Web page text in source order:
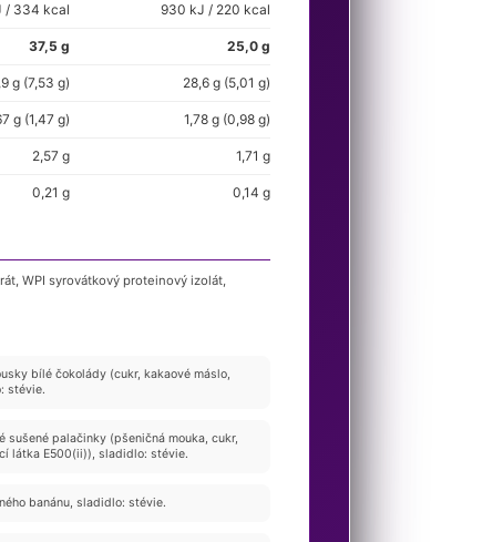
/ 334 kcal 930 kJ / 220 kcal
37,5 g 25,0 g
g (7,53 g) 28,6 g (5,01 g)
g (1,47 g) 1,78 g (0,98 g)
2,57 g 1,71 g
0,21 g 0,14 g
WPI syrovátkový proteinový izolát,
bílé čokolády (cukr, kakaové máslo,
stévie.
sušené palačinky (pšeničná mouka, cukr,
látka E500(ii)), sladidlo: stévie.
banánu, sladidlo: stévie.